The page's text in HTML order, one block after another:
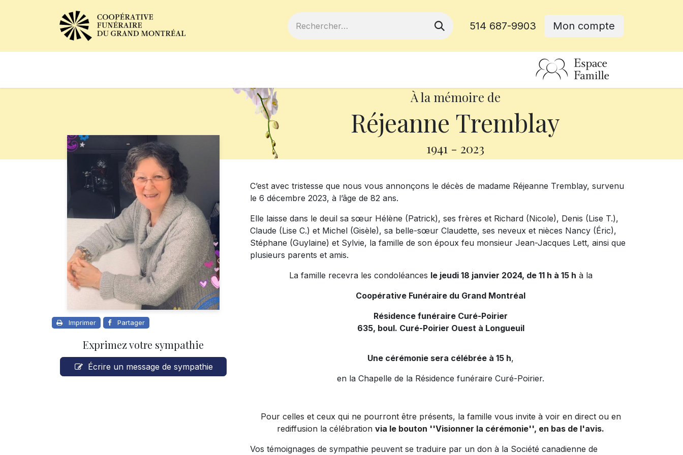
514 687-9903 Mon compte
À la mémoire de
Réjeanne Tremblay
1941 - 2023
Imprimer Partager
Exprimez votre sympathie
Écrire un message de sympathie
C’est avec tristesse que nous vous annonçons le décès de madame Réjeanne Tremblay, survenu
le 6 décembre 2023, à l’âge de 82 ans.
Elle laisse dans le deuil sa sœur Hélène (Patrick), ses frères et Richard (Nicole), Denis (Lise T.),
Claude (Lise C.) et Michel (Gisèle), sa belle-sœur Claudette, ses neveux et nièces Nancy (Éric),
Stéphane (Guylaine) et Sylvie, la famille de son époux feu monsieur Jean-Jacques Lett, ainsi que
plusieurs parents et amis.
La famille recevra les condoléances le jeudi 18 janvier 2024, de 11 h à 15 h à la
Coopérative Funéraire du Grand Montréal
Résidence funéraire Curé-Poirier
635, boul. Curé-Poirier Ouest à Longueuil
Une cérémonie sera célébrée à 15 h,
en la Chapelle de la Résidence funéraire Curé-Poirier.
Pour celles et ceux qui ne pourront être présents, la famille vous invite à voir en direct ou en
rediffusion la célébration via le bouton ''Visionner la cérémonie'', en bas de l'avis.
Vos témoignages de sympathie peuvent se traduire par un don à la Société canadienne de